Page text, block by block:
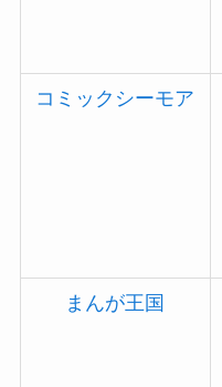
コミックシーモア
まんが王国